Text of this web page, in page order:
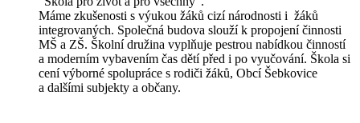
Máme zkušenosti s výukou žáků cizí národnosti i žáků
integrovaných. Společná budova slouží k propojení činnosti
MŠ a ZŠ. Školní družina vyplňuje pestrou nabídkou činností
a moderním vybavením čas dětí před i po vyučování. Škola si
cení výborné spolupráce s rodiči žáků, Obcí Šebkovice
a dalšími subjekty a občany.